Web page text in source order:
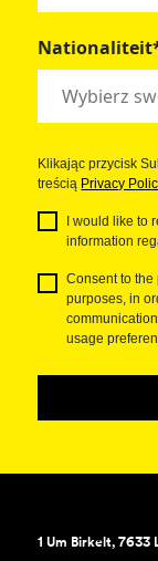
Klikając przycisk
treścią Privacy
I would like to
information
Consent to
purposes, in
usage
1 Um Birkelt, 7633